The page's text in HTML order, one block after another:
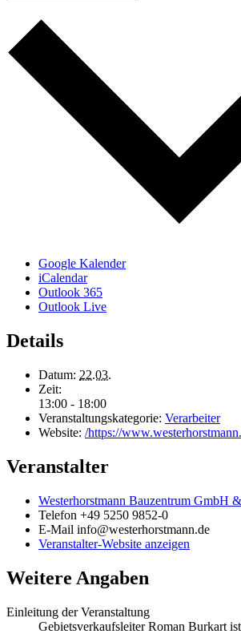
Google Kalender
iCalendar
Outlook 365
Outlook Live
Details
Datum: 22.03.
Zeit:
13:00 - 18:00
Veranstaltungskategorie: Verarbeiter
Website: /https://
Veranstalter
Westerhorstmann Bauzentrum GmbH
Telefon +49 5250 9852-0
E-Mail info@westerhorstmann.de
Veranstalter-Website anzeigen
Weitere Angaben
Einleitung der Veranstaltung
Gebietsverkaufsleiter Roman Burkart